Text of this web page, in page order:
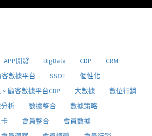
APP開發 BigData CDP
CRM
客數據平台 SSOT
個性化
顧客數據平台CDP 大數據
數位行銷
析 數據整合
數據策略
會員整合
會員數據